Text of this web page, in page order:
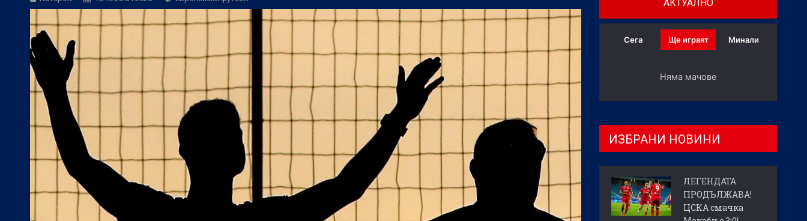
БГ Футбол:Веласкес: Очаква ни труден мач
Официално: Реал (Мадрид) обяви най-скъпия трансфер в историята си
АКТУАЛНО
Сега Ще играят Минали
Няма мачове
ИЗБРАНИ НОВИНИ
ЛЕГЕНДАТА
ПРОДЪЛЖАВА!
ЦСКА смачка